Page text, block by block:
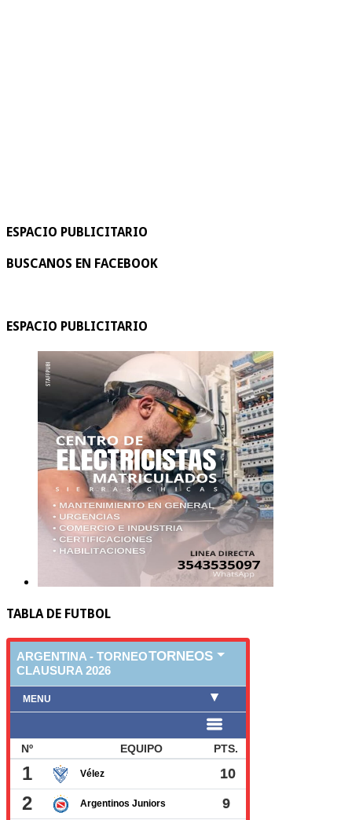
ESPACIO PUBLICITARIO
BUSCANOS EN FACEBOOK
ESPACIO PUBLICITARIO
TABLA DE FUTBOL